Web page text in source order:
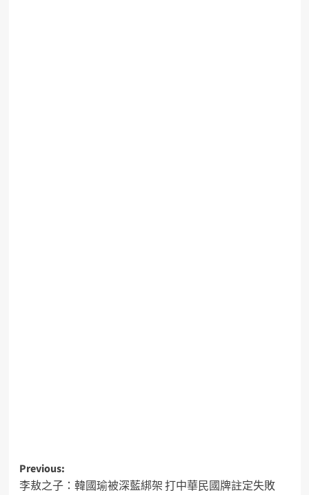
Previous:
李敖之子：韓國瑜被深藍綁架 打中華民國牌註定失敗